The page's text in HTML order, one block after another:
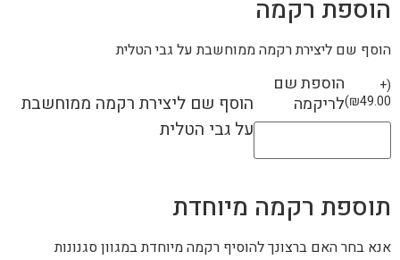
הוספת רקמה
הוסף שם ליצירת רקמה ממוחשבת על גבי הטלית
הוספת שם
לריקמה
(
+
₪49.00
)
הוסף שם ליצירת רקמה ממוחשבת
על גבי הטלית
תוספת רקמה מיוחדת
אנא בחר האם ברצונך להוסיף רקמה מיוחדת במגוון סגנונות